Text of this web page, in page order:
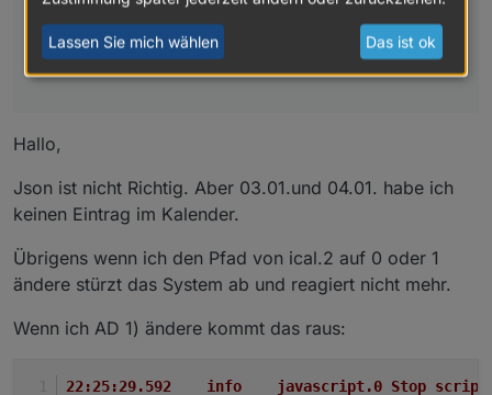
Hallo,
Json ist nicht Richtig. Aber 03.01.und 04.01. habe ich
keinen Eintrag im Kalender.
Übrigens wenn ich den Pfad von ical.2 auf 0 oder 1
ändere stürzt das System ab und reagiert nicht mehr.
Wenn ich AD 1) ändere kommt das raus:
22:25:29.592	info	javascript.0
Lassen Sie mich wählen Das ist ok